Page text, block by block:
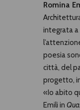
Romina
integrata a
poesia
città, del
progetto,
«Io abito
Emili in